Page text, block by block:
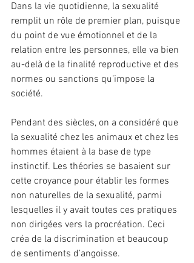
Dans la vie quotidienne, la sexualité
remplit un rôle de premier plan, puisque
du point de vue émotionnel et de la
relation entre les personnes, elle va bien
au-delà de la finalité reproductive et des
normes ou sanctions qu’impose la
société.
Pendant des siècles, on a considéré que
la sexualité chez les animaux et chez les
hommes étaient à la base de type
instinctif. Les théories se basaient sur
cette croyance pour établir les formes
non naturelles de la sexualité, parmi
lesquelles il y avait toutes ces pratiques
non dirigées vers la procréation. Ceci
créa de la discrimination et beaucoup
de sentiments d’angoisse.